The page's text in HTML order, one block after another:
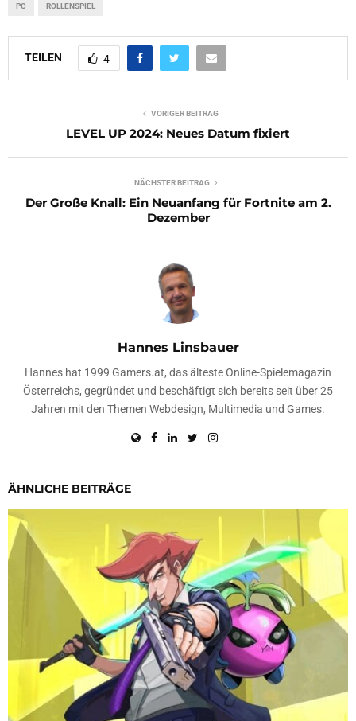
PC ROLLENSPIEL
TEILEN 4
VORIGER BEITRAG
LEVEL UP 2024: Neues Datum fixiert
NÄCHSTER BEITRAG
Der Große Knall: Ein Neuanfang für Fortnite am 2.
Dezember
Hannes Linsbauer
Hannes hat 1999 Gamers.at, das älteste Online-Spielemagazin
Österreichs, gegründet und beschäftigt sich bereits seit über 25
Jahren mit den Themen Webdesign, Multimedia und Games.
ÄHNLICHE BEITRÄGE